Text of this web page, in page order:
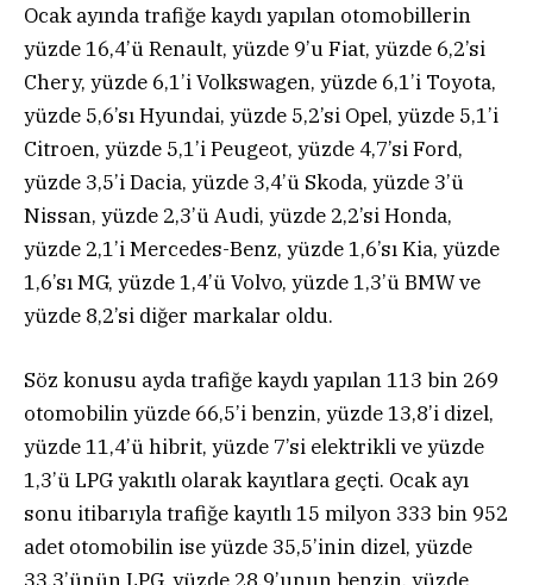
Ocak ayında trafiğe kaydı yapılan otomobillerin
yüzde 16,4’ü Renault, yüzde 9’u Fiat, yüzde 6,2’si
Chery, yüzde 6,1’i Volkswagen, yüzde 6,1’i Toyota,
yüzde 5,6’sı Hyundai, yüzde 5,2’si Opel, yüzde 5,1’i
Citroen, yüzde 5,1’i Peugeot, yüzde 4,7’si Ford,
yüzde 3,5’i Dacia, yüzde 3,4’ü Skoda, yüzde 3’ü
Nissan, yüzde 2,3’ü Audi, yüzde 2,2’si Honda,
yüzde 2,1’i Mercedes-Benz, yüzde 1,6’sı Kia, yüzde
1,6’sı MG, yüzde 1,4’ü Volvo, yüzde 1,3’ü BMW ve
yüzde 8,2’si diğer markalar oldu.
Söz konusu ayda trafiğe kaydı yapılan 113 bin 269
otomobilin yüzde 66,5’i benzin, yüzde 13,8’i dizel,
yüzde 11,4’ü hibrit, yüzde 7’si elektrikli ve yüzde
1,3’ü LPG yakıtlı olarak kayıtlara geçti. Ocak ayı
sonu itibarıyla trafiğe kayıtlı 15 milyon 333 bin 952
adet otomobilin ise yüzde 35,5’inin dizel, yüzde